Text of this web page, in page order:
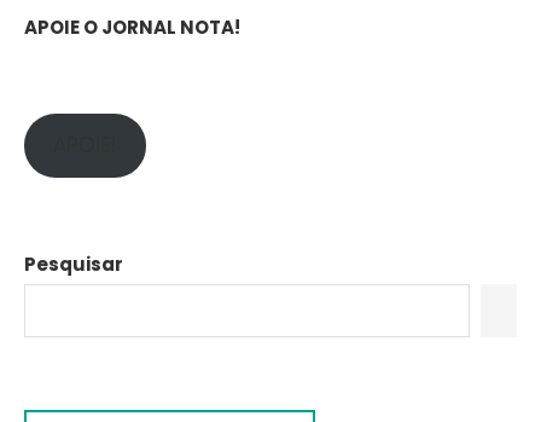
APOIE O JORNAL NOTA!
Pesquisar